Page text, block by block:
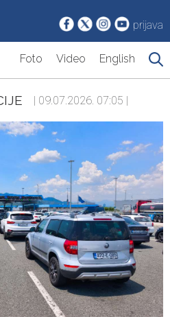
prijava
Foto Video English
| 09.07.2026. 07:05 |